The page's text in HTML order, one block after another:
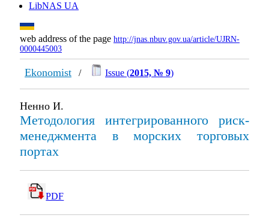
LibNAS UA
web address of the page http://jnas.nbuv.gov.ua/article/UJRN-
0000445003
Ekonomist / Issue (2015, № 9)
Ненно И.
Методология интегрированного риск-
менеджмента в морских торговых
портах
PDF